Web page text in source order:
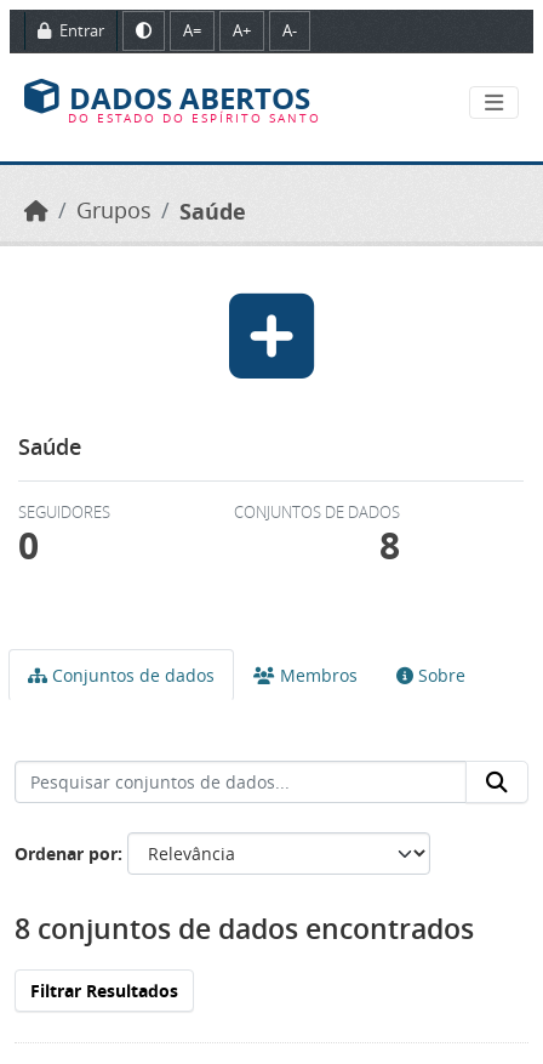
Ir para o conteúdo principal
Entrar A= A+ A-
DADOS ABERTOS
DO ESTADO DO ESPÍRITO SANTO
Grupos Saúde
Saúde
SEGUIDORES
0
CONJUNTOS DE DADOS
8
Conjuntos de dados Membros Sobre
Ordenar por
8 conjuntos de dados encontrados
Filtrar Resultados